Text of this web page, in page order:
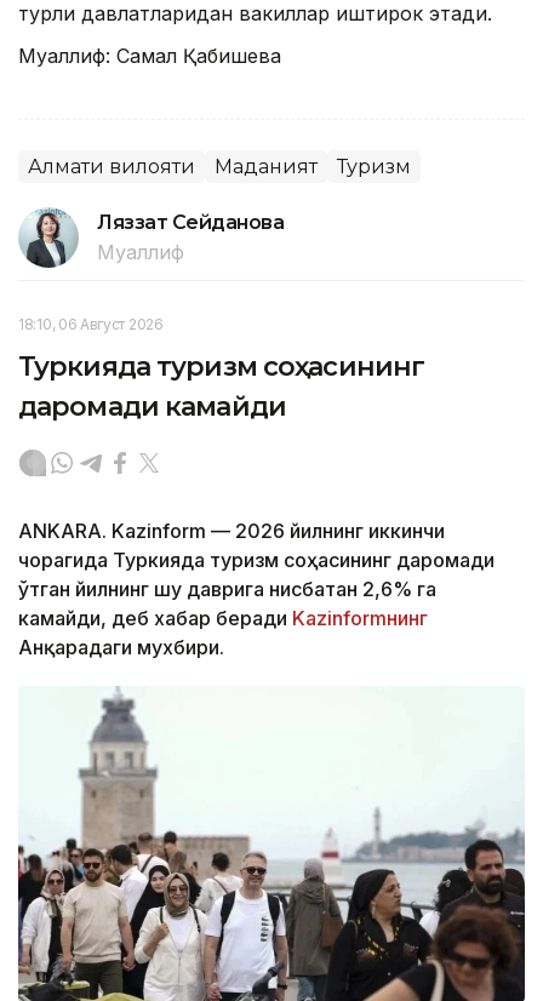
турли давлатларидан вакиллар иштирок этади.
Муаллиф: Самал Қабишева
Алмати вилояти Маданият Туризм
Ляззат Сейданова
Муаллиф
18:10, 06 Август 2026
Туркияда туризм соҳасининг
даромади камайди
ANKARA. Kazinform — 2026 йилнинг иккинчи
чорагида Туркияда туризм соҳасининг даромади
ўтган йилнинг шу даврига нисбатан 2,6% га
камайди, деб хабар беради Kazinformнинг
Анқарадаги мухбири.